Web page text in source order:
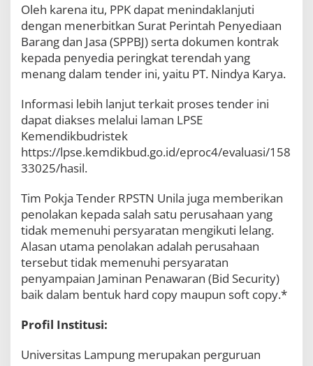
Oleh karena itu, PPK dapat menindaklanjuti
dengan menerbitkan Surat Perintah Penyediaan
Barang dan Jasa (SPPBJ) serta dokumen kontrak
kepada penyedia peringkat terendah yang
menang dalam tender ini, yaitu PT. Nindya Karya.
Informasi lebih lanjut terkait proses tender ini
dapat diakses melalui laman LPSE
Kemendikbudristek
https://lpse.kemdikbud.go.id/eproc4/evaluasi/158
33025/hasil.
Tim Pokja Tender RPSTN Unila juga memberikan
penolakan kepada salah satu perusahaan yang
tidak memenuhi persyaratan mengikuti lelang.
Alasan utama penolakan adalah perusahaan
tersebut tidak memenuhi persyaratan
penyampaian Jaminan Penawaran (Bid Security)
baik dalam bentuk hard copy maupun soft copy.*
Profil Institusi:
Universitas Lampung merupakan perguruan